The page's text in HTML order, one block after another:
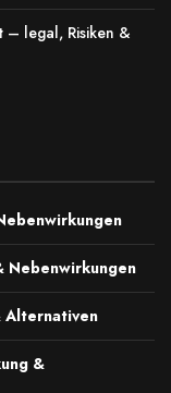
– legal, Risiken &
Nebenwirkungen
Alternativen
&